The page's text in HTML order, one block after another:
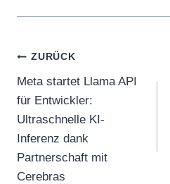
Beitragsnavigation
ZURÜCK
Meta startet Llama API
für Entwickler:
Ultraschnelle KI-
Inferenz dank
Partnerschaft mit
Cerebras